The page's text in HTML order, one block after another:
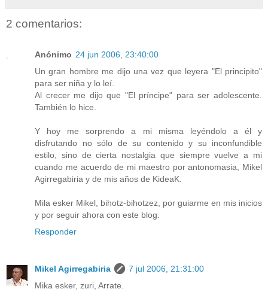
2 comentarios:
Anónimo 24 jun 2006, 23:40:00
Un gran hombre me dijo una vez que leyera "El principito"
para ser niña y lo leí.
Al crecer me dijo que "El príncipe" para ser adolescente.
También lo hice.
Y hoy me sorprendo a mi misma leyéndolo a él y
disfrutando no sólo de su contenido y su inconfundible
estilo, sino de cierta nostalgia que siempre vuelve a mi
cuando me acuerdo de mi maestro por antonomasia, Mikel
Agirregabiria y de mis años de KideaK.
Mila esker Mikel, bihotz-bihotzez, por guiarme en mis inicios
y por seguir ahora con este blog.
Responder
Mikel Agirregabiria
7 jul 2006, 21:31:00
Mika esker, zuri, Arrate.